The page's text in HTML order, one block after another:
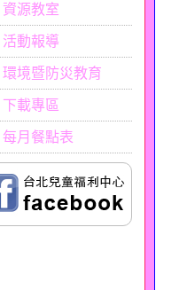
資源教室
活動報導
環境暨防災教育
下載專區
每月餐點表